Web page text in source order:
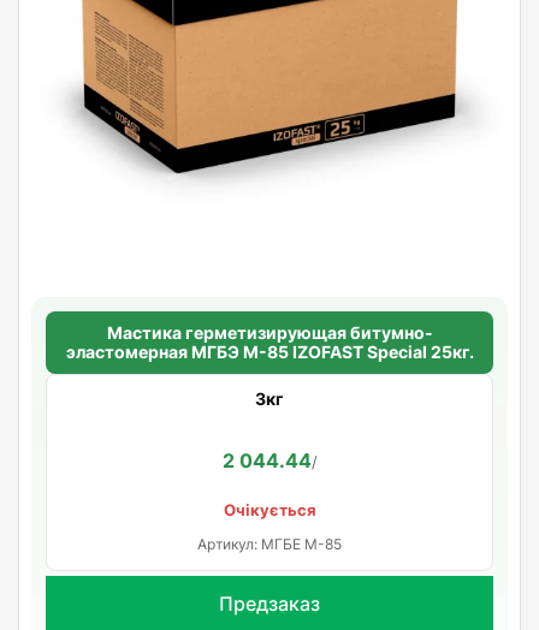
Мастика герметизирующая битумно-
эластомерная МГБЭ М-85 IZOFAST Special 25кг.
3кг
2 044.44/
Очікується
Артикул: МГБЕ М-85
Предзаказ